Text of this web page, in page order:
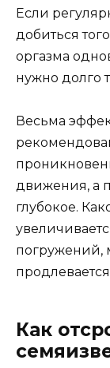
Если
добиться
оргазма
нужно долго
Весьма
движения, а
глубокое.
погружений,
Как